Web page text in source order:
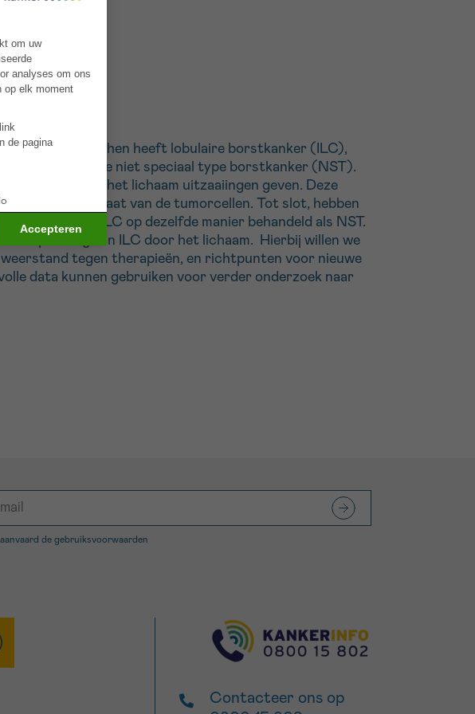
15% van hen heeft lobulaire borstkanker (ILC),
voorkomende niet speciaal type borstkanker (NST).
plaatsen in het lichaam uitzaaiingen geven. Deze
(=dormante) staat van de tumorcellen. Tot slot, hebben
wordt ILC op dezelfde manier behandeld als NST.
verspreiding van ILC door het lichaam. Hierbij willen we
tegen therapieën, en richtpunten voor nieuwe
data kunnen gebruiken voor verder onderzoek naar
aanvaard de gebruiksvoorwaarden
Contacteer ons op